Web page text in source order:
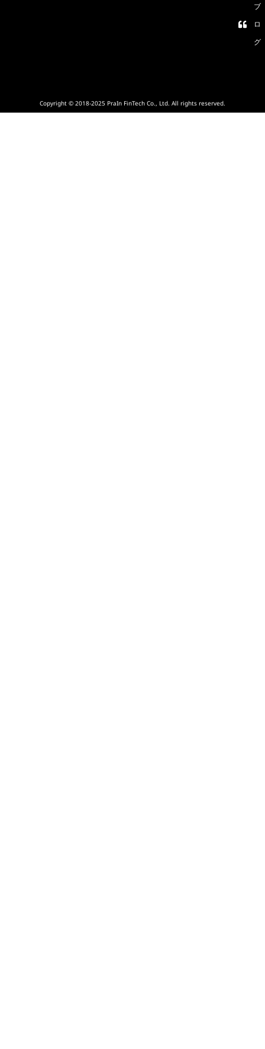
ブ
ロ
グ
Copyright © 2018-2025 PraIn FinTech Co., Ltd. All rights reserved.